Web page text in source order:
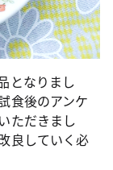
となりまし
食後のアンケ
ただきまし
良していく必